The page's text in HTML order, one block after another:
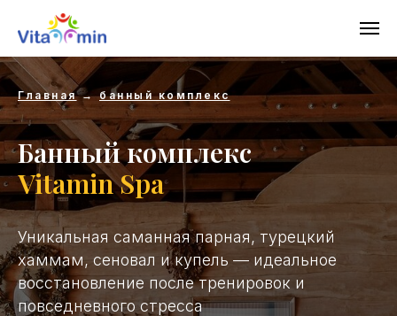
Главная→банный комплекс
Банный комплекс
Vitamin Spa
Уникальная саманная парная, турецкий
хаммам, сеновал и купель — идеальное
восстановление после тренировок и
повседневного стресса